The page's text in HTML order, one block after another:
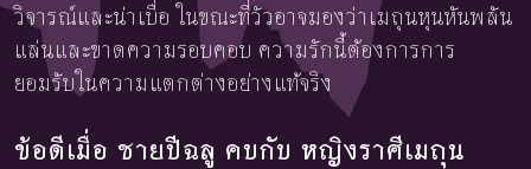
วิจารณ์และน่าเบื่อ ในขณะที่วัวอาจมองว่าเมถุนหุนหันพลัน
แล่นและขาดความรอบคอบ ความรักนี้ต้องการการ
ยอมรับในความแตกต่างอย่างแท้จริง
ข้อดีเมื่อ ชายปีฉลู คบกับ หญิงราศีเมถุน